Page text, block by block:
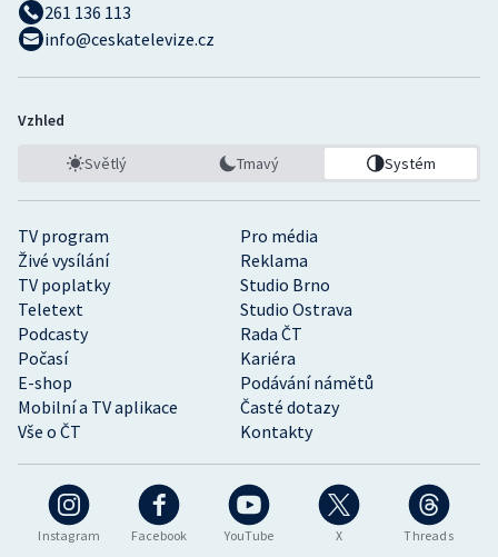
Instagram Facebook YouTube X Threads
TV program
Pro média
Živé vysílání
Reklama
TV poplatky
Studio Brno
Teletext
Studio Ostrava
Podcasty
Rada ČT
Počasí
Kariéra
E-shop
Podávání námětů
Mobilní a TV aplikace
Časté dotazy
Vše o ČT
Kontakty
261 136 113
info@ceskatelevize.cz
Vzhled
Světlý Tmavý Systém